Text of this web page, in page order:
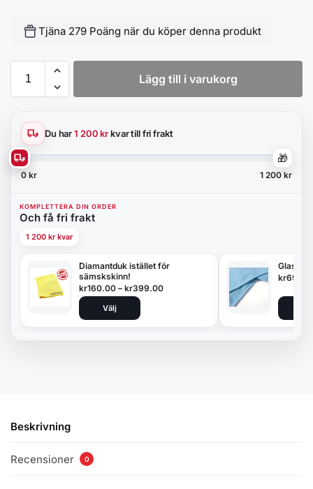
Tjäna 279 Poäng när du köper denna produkt
Lägg till i varukorg
Du har1 200 krkvar till fri frakt
🎁
0 kr 1 200 kr
KOMPLETTERA DIN ORDER
Och få fri frakt
1 200 kr kvar
Diamantduk istället för
sämskskinn!
kr160.00 – kr399.00
Välj
kr69.00
Beskrivning
Recensioner 0